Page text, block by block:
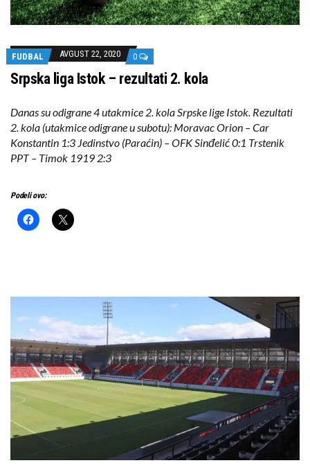
FUDBAL AVGUST 22, 2020 0
Srpska liga Istok – rezultati 2. kola
Danas su odigrane 4 utakmice 2. kola Srpske lige Istok. Rezultati
2. kola (utakmice odigrane u subotu): Moravac Orion – Car
Konstantin 1:3 Jedinstvo (Paraćin) – OFK Sinđelić 0:1 Trstenik
PPT – Timok 1919 2:3
Podeli ovo: